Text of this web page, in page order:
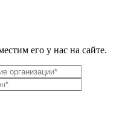
его у нас на сайте.